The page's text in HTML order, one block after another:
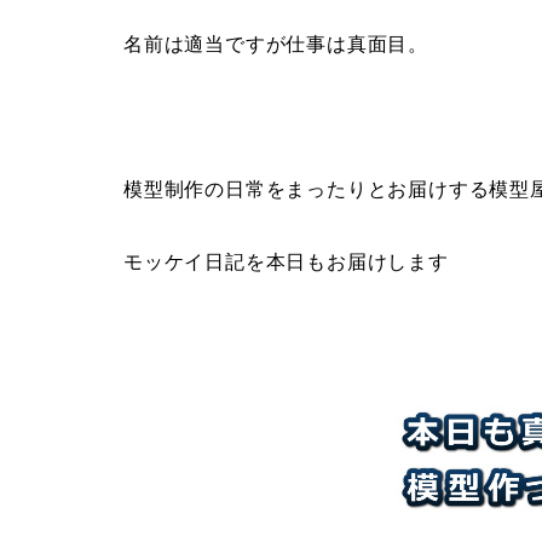
名前は適当ですが仕事は真面目。
模型制作の日常をまったりとお届けする模型
モッケイ日記を本日もお届けします